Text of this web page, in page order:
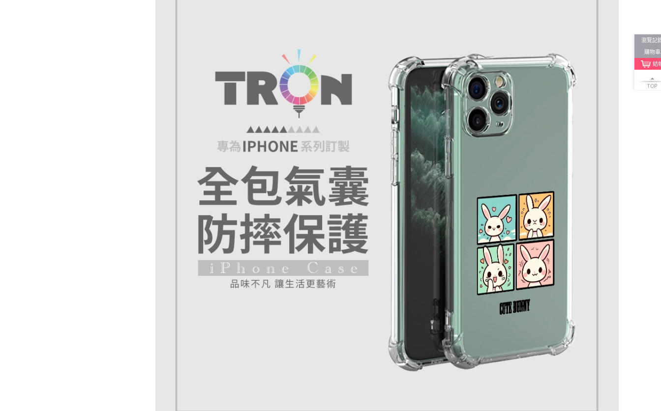
瀏覽記
購物車
結
TOP